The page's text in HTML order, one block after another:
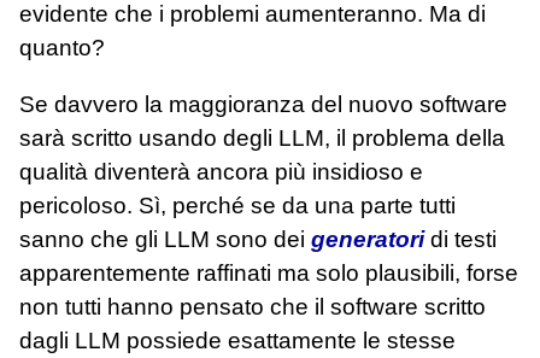
evidente che i problemi aumenteranno. Ma di
quanto?
Se davvero la maggioranza del nuovo software
sarà scritto usando degli LLM, il problema della
qualità diventerà ancora più insidioso e
pericoloso. Sì, perché se da una parte tutti
sanno che gli LLM sono dei generatoridi testi
apparentemente raffinati ma solo plausibili, forse
non tutti hanno pensato che il software scritto
dagli LLM possiede esattamente le stesse